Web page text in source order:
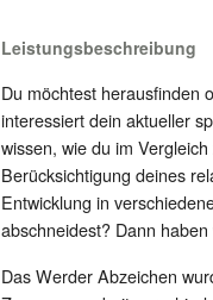
Leistungsbeschreibung
Du möchtest herausfinden
interessiert dein aktueller
wissen, wie du im
Berücksichtigung deines
Entwicklung in
abschneidest? Dann
Das Werder Abzeichen